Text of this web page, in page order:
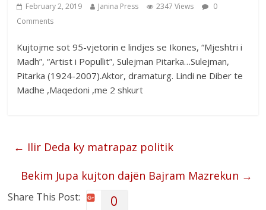
February 2, 2019 Janina Press 2347 Views
0
Comments
Kujtojme sot 95-vjetorin e lindjes se Ikones, “Mjeshtri i
Madh”, “Artist i Popullit”, Sulejman Pitarka…Sulejman,
Pitarka (1924-2007).Aktor, dramaturg. Lindi ne Diber te
Madhe ,Maqedoni ,me 2 shkurt
← Ilir Deda ky matrapaz politik
Bekim Jupa kujton dajën Bajram Mazrekun →
Share This Post: 0